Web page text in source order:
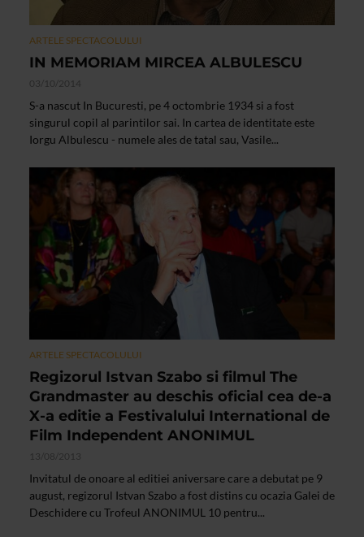
ARTELE SPECTACOLULUI
IN MEMORIAM MIRCEA ALBULESCU
03/10/2014
S-a nascut In Bucuresti, pe 4 octombrie 1934 si a fost
singurul copil al parintilor sai. In cartea de identitate este
Iorgu Albulescu - numele ales de tatal sau, Vasile...
ARTELE SPECTACOLULUI
Regizorul Istvan Szabo si filmul The
Grandmaster au deschis oficial cea de-a
X-a editie a Festivalului International de
Film Independent ANONIMUL
13/08/2013
Invitatul de onoare al editiei aniversare care a debutat pe 9
august, regizorul Istvan Szabo a fost distins cu ocazia Galei de
Deschidere cu Trofeul ANONIMUL 10 pentru...